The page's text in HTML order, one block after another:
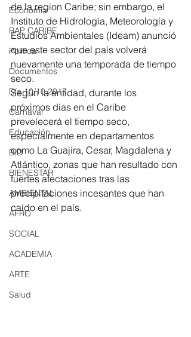
Economía
RAP CARIBE
Política
Documentos
Día 10/10 2017
Carnaval
Educación
BID
BIENESTAR
AMBIENTAL
AFRO
SOCIAL
ACADEMIA
ARTE
Salud
de la region Caribe; sin embargo, el
Instituto de Hidrología, Meteorología y
Estudios Ambientales (Ideam) anunció
que este sector del país volverá
nuevamente una temporada de tiempo
seco.
Según la entidad, durante los
próximos días en el Caribe
prevelecerá el tiempo seco,
especialmente en departamentos
como La Guajira, Cesar, Magdalena y
Atlántico, zonas que han resultado con
fuertes afectaciones tras las
precipitaciones incesantes que han
caído en el país.